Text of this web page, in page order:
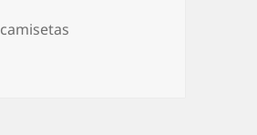
camisetas